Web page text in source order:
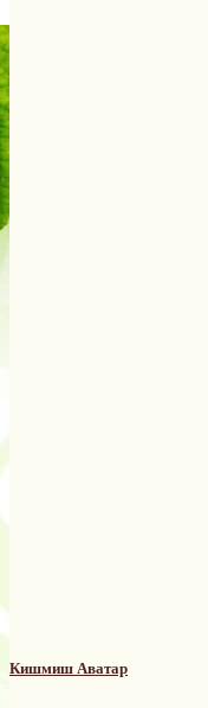
Кишмиш Аватар